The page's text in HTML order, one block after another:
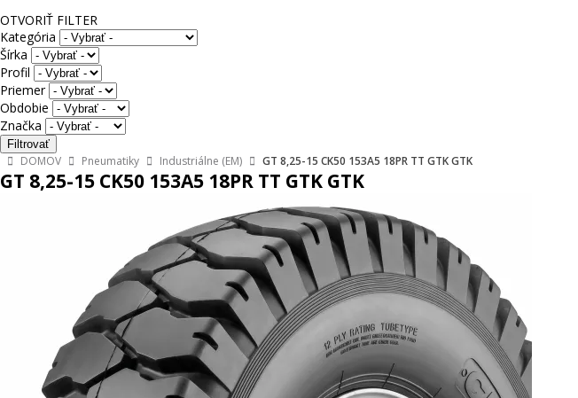
OTVORIŤ FILTER
Kategória
Šírka
Profil
Priemer
Obdobie
Značka
DOMOV Pneumatiky Industriálne (EM) GT 8,25-15 CK50 153A5 18PR TT GTK GTK
GT 8,25-15 CK50 153A5 18PR TT GTK GTK